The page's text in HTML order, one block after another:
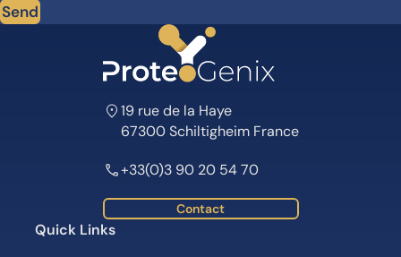
Send
19 rue de la Haye
67300 Schiltigheim France
+33(0)3 90 20 54 70
Contact
Quick Links